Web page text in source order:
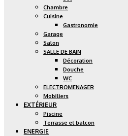
Chambre
Cuisine
Gastronomie
Garage
Salon
SALLE DE BAIN
Décoration
Douche
WC
ELECTROMENAGER
Mobiliers
EXTÉRIEUR
Piscine
Terrasse et balcon
ENERGIE